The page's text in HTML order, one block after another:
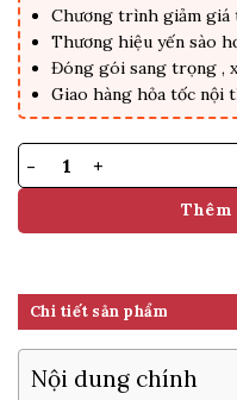
Chương trình giảm giá
Thương hiệu yến sào
Đóng gói sang trọng ,
Giao hàng hỏa tốc nội
Soup Yến Tự Sôi Ăn
Thêm
Chi tiết sản phẩm
Nội dung chính